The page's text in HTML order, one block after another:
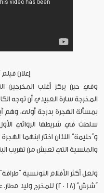
إعلان فيلم
وفي حين يركز أغلب المخرجين
المخرجة سارة العبيدي أن توجه
بمسألة الهجرة بدرجة أولى، وهم
و“حليمة” اللذان اختار ابنهما
والمنسية التي تعيش من تهريب
ولعل أكثر الأفلام التونسية
“شرش” (2018) للمخرج